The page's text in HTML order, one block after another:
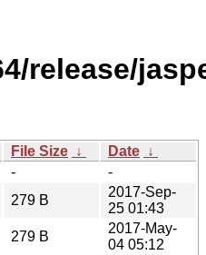
release/
File Size ↓ Date ↓
-
-
279 B
2017-Sep-
25 01:43
279 B
2017-May-
04 05:12